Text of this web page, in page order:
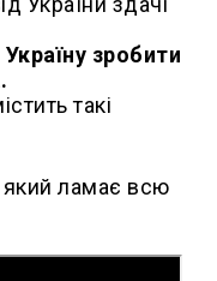
зробити
такі
ламає всю